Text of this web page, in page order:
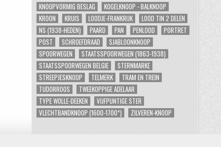
KNOOPVORMIG BESLAG
KOGELKNOOP - BALKNOOP
KROON
KRUIS LOODJE-FRANKRIJK
LOOD TIN 2 DELEN
NS (1938-HEDEN)
PAARD PAN PENLOOD
PORTRET
POST
SCHROEFDRAAD
SJABLOONKNOOP
SPOORWEGEN
STAATSSPOORWEGEN (1863-1938)
STAATSSPOORWEGEN BELGIE
STERNMARKE
STREEPJESKNOOP
TELMERK
TRAM EN TREIN
TUDORROOS
TWEEKOPPIGE ADELAAR
TYPE WOLLE-DEEKEN
VIJFPUNTIGE STER
VLECHTBANDKNOOP (1600-1700*)
ZILVEREN-KNOOP